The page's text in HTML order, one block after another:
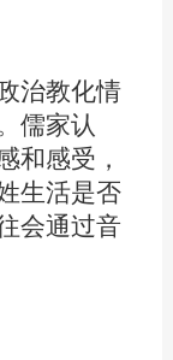
治教化情
儒家认
和感受，
生活是否
会通过音